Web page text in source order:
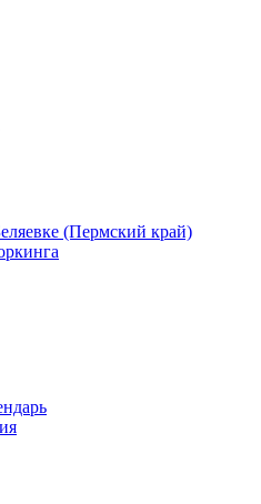
(Пермский край)